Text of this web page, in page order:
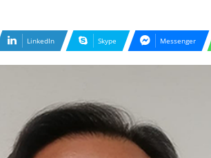
LinkedIn Skype Messenger